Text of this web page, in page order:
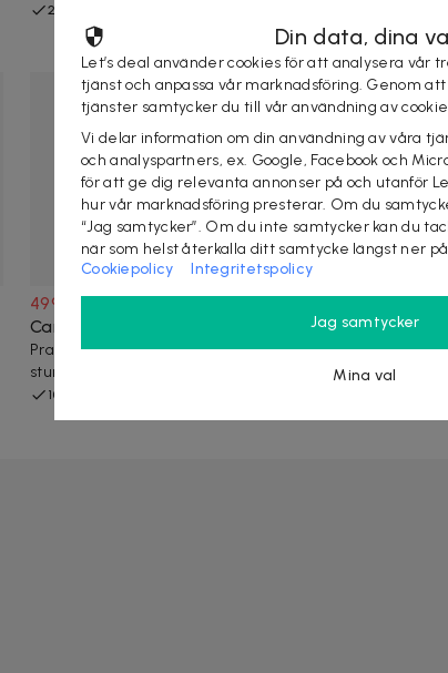
2 köpta
499 kr799 kr-38%
Campingstolar med bord 3-delat set
Praktiskt campingmöbelset för bekväma
stunder utomhus.
10+ köpta
1 349 kr
balkong,
Din data, dina
Let’s deal använder cookies för att analysera vår
tjänst och anpassa vår marknadsföring. Genom
tjänster samtycker du till vår användning av
Vi delar information om din användning av våra
och analyspartners, ex. Google, Facebook och
för att ge dig relevanta annonser på och utanför
hur vår marknadsföring presterar. Om du
“Jag samtycker”. Om du inte samtycker kan du
när som helst återkalla ditt samtycke längst ner
Cookiepolicy
Integritetspolicy
Jag samtycker
Mina val